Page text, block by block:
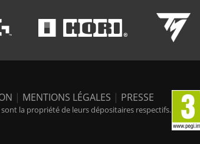
| MENTIONS LÉGALES | PRESSE
la propriété de leurs dépositaires respectifs.